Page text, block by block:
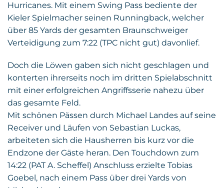
Hurricanes. Mit einem Swing Pass bediente der
Kieler Spielmacher seinen Runningback, welcher
über 85 Yards der gesamten Braunschweiger
Verteidigung zum 7:22 (TPC nicht gut) davonlief.
Doch die Löwen gaben sich nicht geschlagen und
konterten ihrerseits noch im dritten Spielabschnitt
mit einer erfolgreichen Angriffsserie nahezu über
das gesamte Feld.
Mit schönen Pässen durch Michael Landes auf seine
Receiver und Läufen von Sebastian Luckas,
arbeiteten sich die Hausherren bis kurz vor die
Endzone der Gäste heran. Den Touchdown zum
14:22 (PAT A. Scheffel) Anschluss erzielte Tobias
Goebel, nach einem Pass über drei Yards von